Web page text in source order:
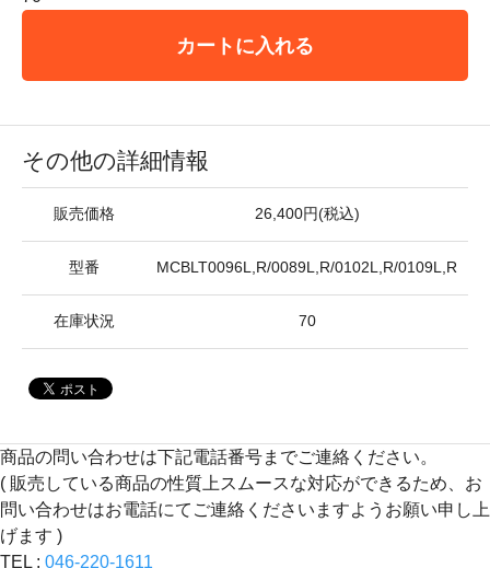
カートに入れる
その他の詳細情報
販売価格 26,400円(税込)
型番 MCBLT0096L,R/0089L,R/0102L,R/0109L,R
在庫状況 70
商品の問い合わせは下記電話番号までご連絡ください。
( 販売している商品の性質上スムースな対応ができるため、お
問い合わせはお電話にてご連絡くださいますようお願い申し上
げます )
TEL : 046-220-1611